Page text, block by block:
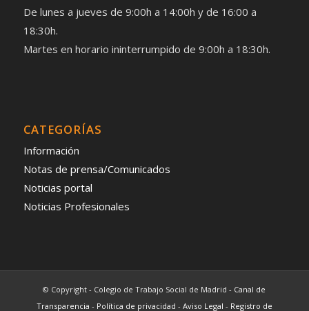
De lunes a jueves de 9:00h a 14:00h y de 16:00 a
18:30h.
Martes en horario ininterrumpido de 9:00h a 18:30h.
CATEGORÍAS
Información
Notas de prensa/Comunicados
Noticias portal
Noticias Profesionales
© Copyright - Colegio de Trabajo Social de Madrid - Canal de
Transparencia - Política de privacidad - Aviso Legal - Registro de